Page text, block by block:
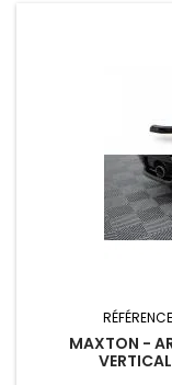
MAXTON -